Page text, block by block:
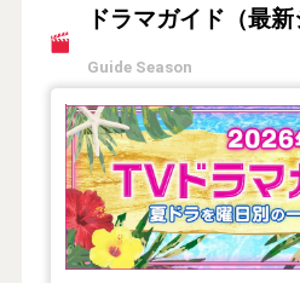
ドラマガイド（最新
Guide Season
【2026年夏】TVドラ